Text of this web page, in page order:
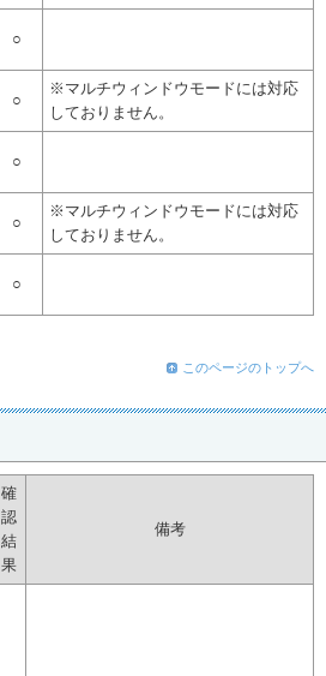
○
○
※マルチウィンドウモードには対応
しておりません。
○
○
※マルチウィンドウモードには対応
しておりません。
○
このページのトップへ
確
認
結
果
備考